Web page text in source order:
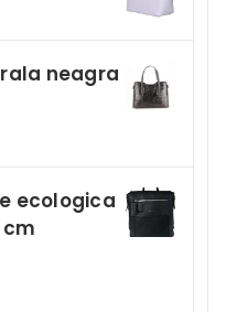
neagra
ecologica
cm